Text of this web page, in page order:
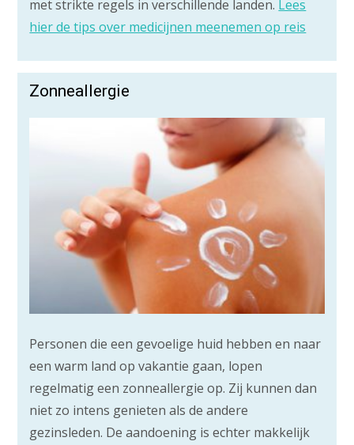
met strikte regels in verschillende landen. Lees
hier de tips over medicijnen meenemen op reis
Zonneallergie
Personen die een gevoelige huid hebben en naar
een warm land op vakantie gaan, lopen
regelmatig een zonneallergie op. Zij kunnen dan
niet zo intens genieten als de andere
gezinsleden. De aandoening is echter makkelijk